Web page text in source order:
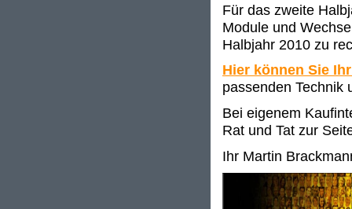
Für das zweite
Module und
Halbjahr 2010 zu
Hier können Sie
passenden Technik
Bei eigenem
Rat und Tat zur
Ihr Martin